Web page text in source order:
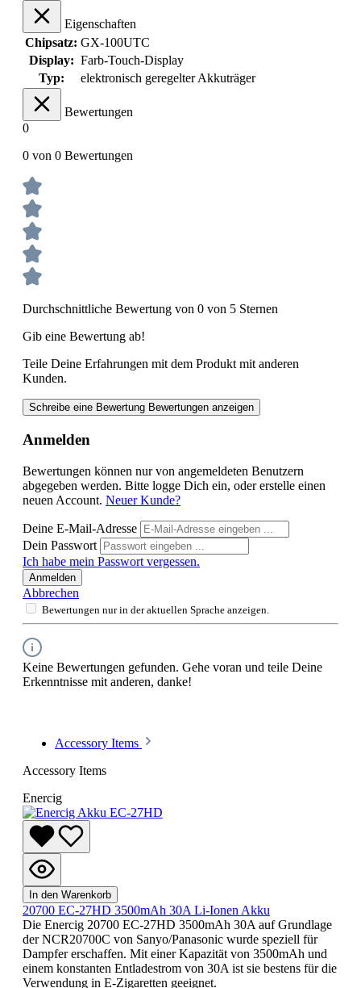
Eigenschaften
Chipsatz: GX-100UTC
Display: Farb-Touch-Display
Typ:
elektronisch geregelter Akkuträger
Bewertungen
0
0 von 0 Bewertungen
Durchschnittliche Bewertung von 0 von 5 Sternen
Gib eine Bewertung ab!
Teile Deine Erfahrungen mit dem Produkt mit anderen
Kunden.
Schreibe eine Bewertung Bewertungen anzeigen
Anmelden
Bewertungen können nur von angemeldeten Benutzern
abgegeben werden. Bitte logge Dich ein, oder erstelle einen
neuen Account. Neuer Kunde?
Deine E-Mail-Adresse
Dein Passwort
Ich habe mein Passwort vergessen.
Anmelden
Abbrechen
Bewertungen nur in der aktuellen Sprache anzeigen.
Keine Bewertungen gefunden. Gehe voran und teile Deine
Erkenntnisse mit anderen, danke!
Accessory Items
Accessory Items
Enercig
In den Warenkorb
20700 EC-27HD 3500mAh 30A Li-Ionen Akku
Die Enercig 20700 EC-27HD 3500mAh 30A auf Grundlage
der NCR20700C von Sanyo/Panasonic wurde speziell für
Dampfer erschaffen. Mit einer Kapazität von 3500mAh und
einem konstanten Entladestrom von 30A ist sie bestens für die
Verwendung in E-Zigaretten geeignet.